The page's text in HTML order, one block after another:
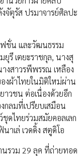
จัตุรัส ปรมาจารย์ศิลปะ
ชั่น และวัฒนธรรม
รี เตยะราชกุล, นางสุ
งสาวรพีพรรณ เหลือง
งผ้าไทยในมิติใหม่ผ่าน
าวชน ต่อเนื่องด้วยอีก
กลมที่เปรียบเสมือน
ดไทยร่วมสมัยคอลเลก
าเล่ เวดดิ้ง สตูดิโอ
รวม 29 ลุค ที่ถ่ายทอด